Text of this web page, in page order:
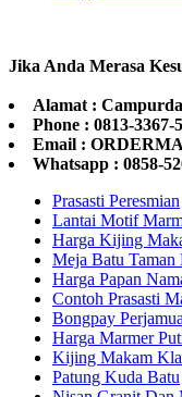
Jika Anda Merasa
Alamat :
Phone : 0813-3367-
Email :
Whatsapp : 0858-
Prasasti Peresmian
Lantai Motif
Harga Kijing
Meja Batu Taman
Harga Papan
Contoh Prasasti
Bongpay
Harga Marmer
Kijing Makam
Patung Kuda Batu